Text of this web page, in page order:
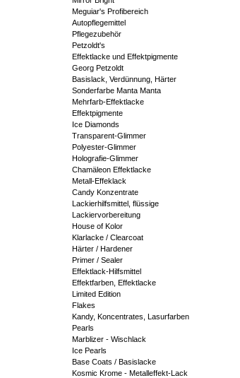
Meguiar's Profibereich
Autopflegemittel
Pflegezubehör
Petzoldt's
Effektlacke und Effektpigmente
Georg Petzoldt
Basislack, Verdünnung, Härter
Sonderfarbe Manta Manta
Mehrfarb-Effektlacke
Effektpigmente
Ice Diamonds
Transparent-Glimmer
Polyester-Glimmer
Holografie-Glimmer
Chamäleon Effektlacke
Metall-Effeklack
Candy Konzentrate
Lackierhilfsmittel, flüssige
Lackiervorbereitung
House of Kolor
Klarlacke / Clearcoat
Härter / Hardener
Primer / Sealer
Effektlack-Hilfsmittel
Effektfarben, Effektlacke
Limited Edition
Flakes
Kandy, Koncentrates, Lasurfarben
Pearls
Marblizer - Wischlack
Ice Pearls
Base Coats / Basislacke
Kosmic Krome - Metalleffekt-Lack